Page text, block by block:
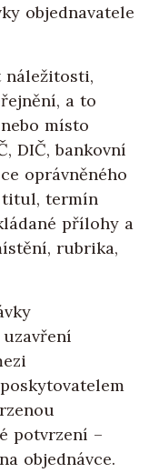
objednavatele
náležitosti,
a to
místo
DIČ, bankovní
oprávněného
titul, termín
přílohy a
rubrika,
potvrzení –
objednávce.